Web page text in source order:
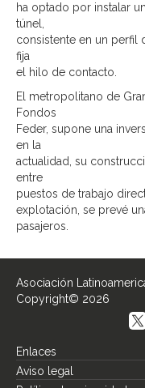
ha optado por instalar
túnel,
consistente en un perfil
fija
el hilo de contacto.
El metropolitano de
Fondos
Feder, supone una
en la
actualidad, su
entre
puestos de trabajo
explotación, se prevé
pasajeros.
Asociación
Copyright© 2026
Enlaces
Aviso legal